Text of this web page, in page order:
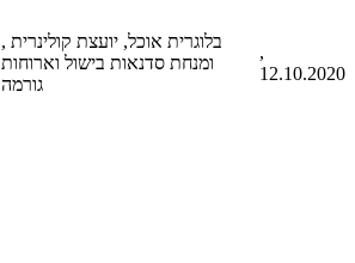
, בלוגרית אוכל, יועצת קולינרית
ומנחת סדנאות בישול וארוחות
גורמה
,
12.10.2020